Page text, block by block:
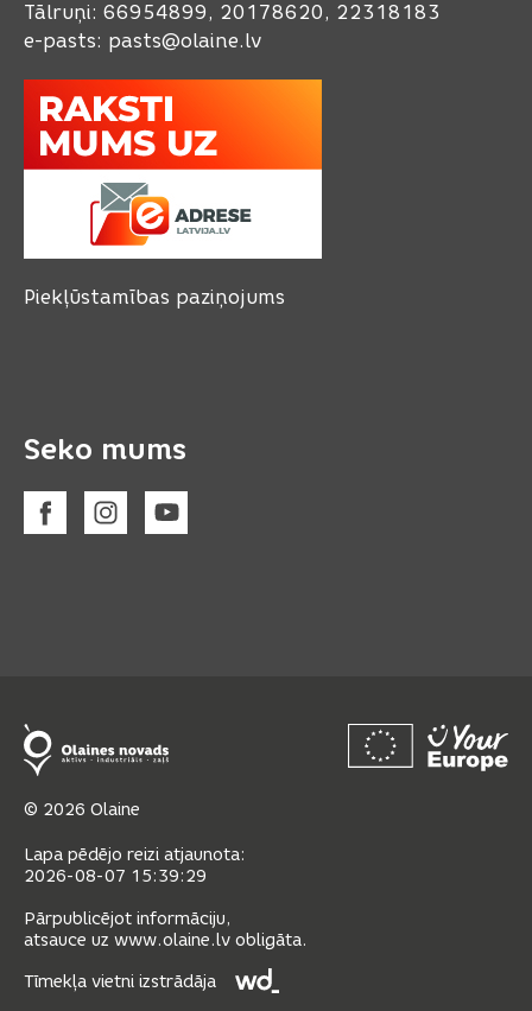
Tālruņi: 66954899, 20178620, 22318183
e-pasts: pasts@olaine.lv
Piekļūstamības paziņojums
Seko mums
© 2026 Olaine
Lapa pēdējo reizi atjaunota:
2026-08-07 15:39:29
Pārpublicējot informāciju,
atsauce uz www.olaine.lv obligāta.
Tīmekļa vietni izstrādāja